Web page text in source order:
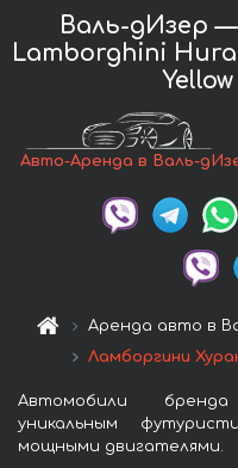
Валь-дИзер
Lamborghini
Yellow
Авто-Аренда в Валь-
Аренда авто в
Ламборгини
Автомобили
уникальным
мощными двигателями.